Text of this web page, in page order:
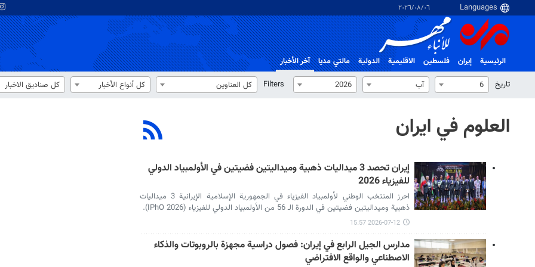
٠٦‏/٠٨‏/٢٠٢٦
الرئيسية إيران فلسطین الاقلیمیة الدولية مالتي مدیا
آخر الأخبار
تاریخ
6 آب 2026
Filters كل العناوين كل أنواع الأخبار كل صناديق الاخبار
العلوم في ايران
إيران تحصد 3 ميداليات ذهبية وميداليتين فضيتين في الأولمبياد الدولي
للفيزياء 2026
احرز المنتخب الوطني لأولمبياد الفيزياء في الجمهورية الإسلامية الإيرانية 3 ميداليات
ذهبية وميداليتين فضيتين في الدورة الـ 56 من الأولمبياد الدولي للفيزياء (IPhO 2026).
2026-07-12 15:57
مدارس الجيل الرابع في إيران: فصول دراسية مجهزة بالروبوتات والذكاء
الاصطناعي والواقع الافتراضي